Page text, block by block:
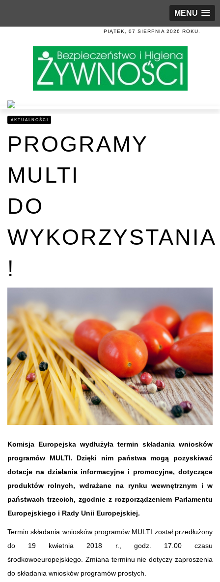
MENU
PIĄTEK, 07 SIERPNIA 2026 ROKU.
AKTUALNOŚCI
PROGRAMY
MULTI
DO
WYKORZYSTANIA
!
Komisja Europejska wydłużyła termin składania wniosków
programów MULTI. Dzięki nim państwa mogą pozyskiwać
dotacje na działania informacyjne i promocyjne, dotyczące
produktów rolnych, wdrażane na rynku wewnętrznym i w
państwach trzecich, zgodnie z rozporządzeniem Parlamentu
Europejskiego i Rady Unii Europejskiej.
Termin składania wniosków programów MULTI został przedłużony
do 19 kwietnia 2018 r., godz. 17.00 czasu
środkowoeuropejskiego. Zmiana terminu nie dotyczy zaproszenia
do składania wniosków programów prostych.